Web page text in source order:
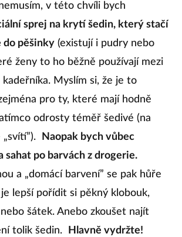
v této chvíli bych
sprej na krytí šedin, který stačí
do pěšinky (existují i pudry nebo
ženy to ho běžně používají mezi
Myslím si, že je to
pro ty, které mají hodně
odrosty téměř šedivé (na
Naopak bych vůbec
sahat po barvách z drogerie.
a „domácí barvení” se pak hůře
lepší pořídit si pěkný klobouk,
šátek. Anebo zkoušet najít
tolik šedin.
Hlavně vydržte!